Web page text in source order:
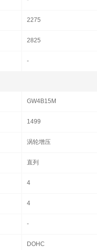
2275
2825
-
GW4B15M
1499
涡轮增压
直列
4
4
-
DOHC